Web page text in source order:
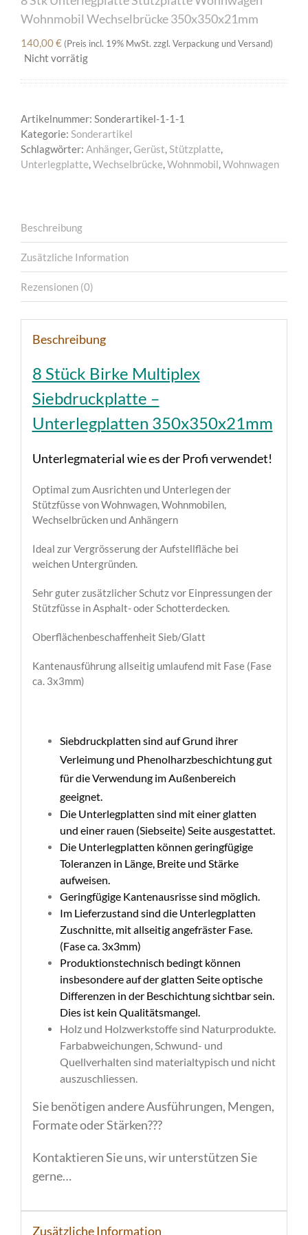
Wohnmobil Wechselbrücke 350x350x21mm
140,00€ (Preis incl. 19% MwSt. zzgl. Verpackung und Versand)
Nicht vorrätig
Artikelnummer: Sonderartikel-1-1-1
Kategorie: Sonderartikel
Schlagwörter: Anhänger,Gerüst,Stützplatte,
Unterlegplatte,Wechselbrücke,Wohnmobil,Wohnwagen
Beschreibung
Zusätzliche Information
Rezensionen (0)
Beschreibung
8 Stück Birke Multiplex
Siebdruckplatte –
Unterlegplatten 350x350x21mm
Unterlegmaterial wie es der Profi verwendet!
Optimal zum Ausrichten und Unterlegen der
Stützfüsse von Wohnwagen, Wohnmobilen,
Wechselbrücken und Anhängern
Ideal zur Vergrösserung der Aufstellfläche bei
weichen Untergründen.
Sehr guter zusätzlicher Schutz vor Einpressungen der
Stützfüsse in Asphalt- oder Schotterdecken.
Oberflächenbeschaffenheit Sieb/Glatt
Kantenausführung allseitig umlaufend mit Fase (Fase
ca. 3x3mm)
Siebdruckplatten sind auf Grund ihrer
Verleimung und Phenolharzbeschichtung gut
für die Verwendung im Außenbereich
geeignet.
Die Unterlegplatten sind mit einer glatten
und einer rauen (Siebseite) Seite ausgestattet.
Die Unterlegplatten können geringfügige
Toleranzen in Länge, Breite und Stärke
aufweisen.
Geringfügige Kantenausrisse sind möglich.
Im Lieferzustand sind die Unterlegplatten
Zuschnitte, mit allseitig angefräster Fase.
(Fase ca. 3x3mm)
Produktionstechnisch bedingt können
insbesondere auf der glatten Seite optische
Differenzen in der Beschichtung sichtbar sein.
Dies ist kein Qualitätsmangel.
Holz und Holzwerkstoffe sind Naturprodukte.
Farbabweichungen, Schwund- und
Quellverhalten sind materialtypisch und nicht
auszuschliessen.
Sie benötigen andere Ausführungen, Mengen,
Formate oder Stärken???
Kontaktieren Sie uns, wir unterstützen Sie
gerne…
Zusätzliche Information